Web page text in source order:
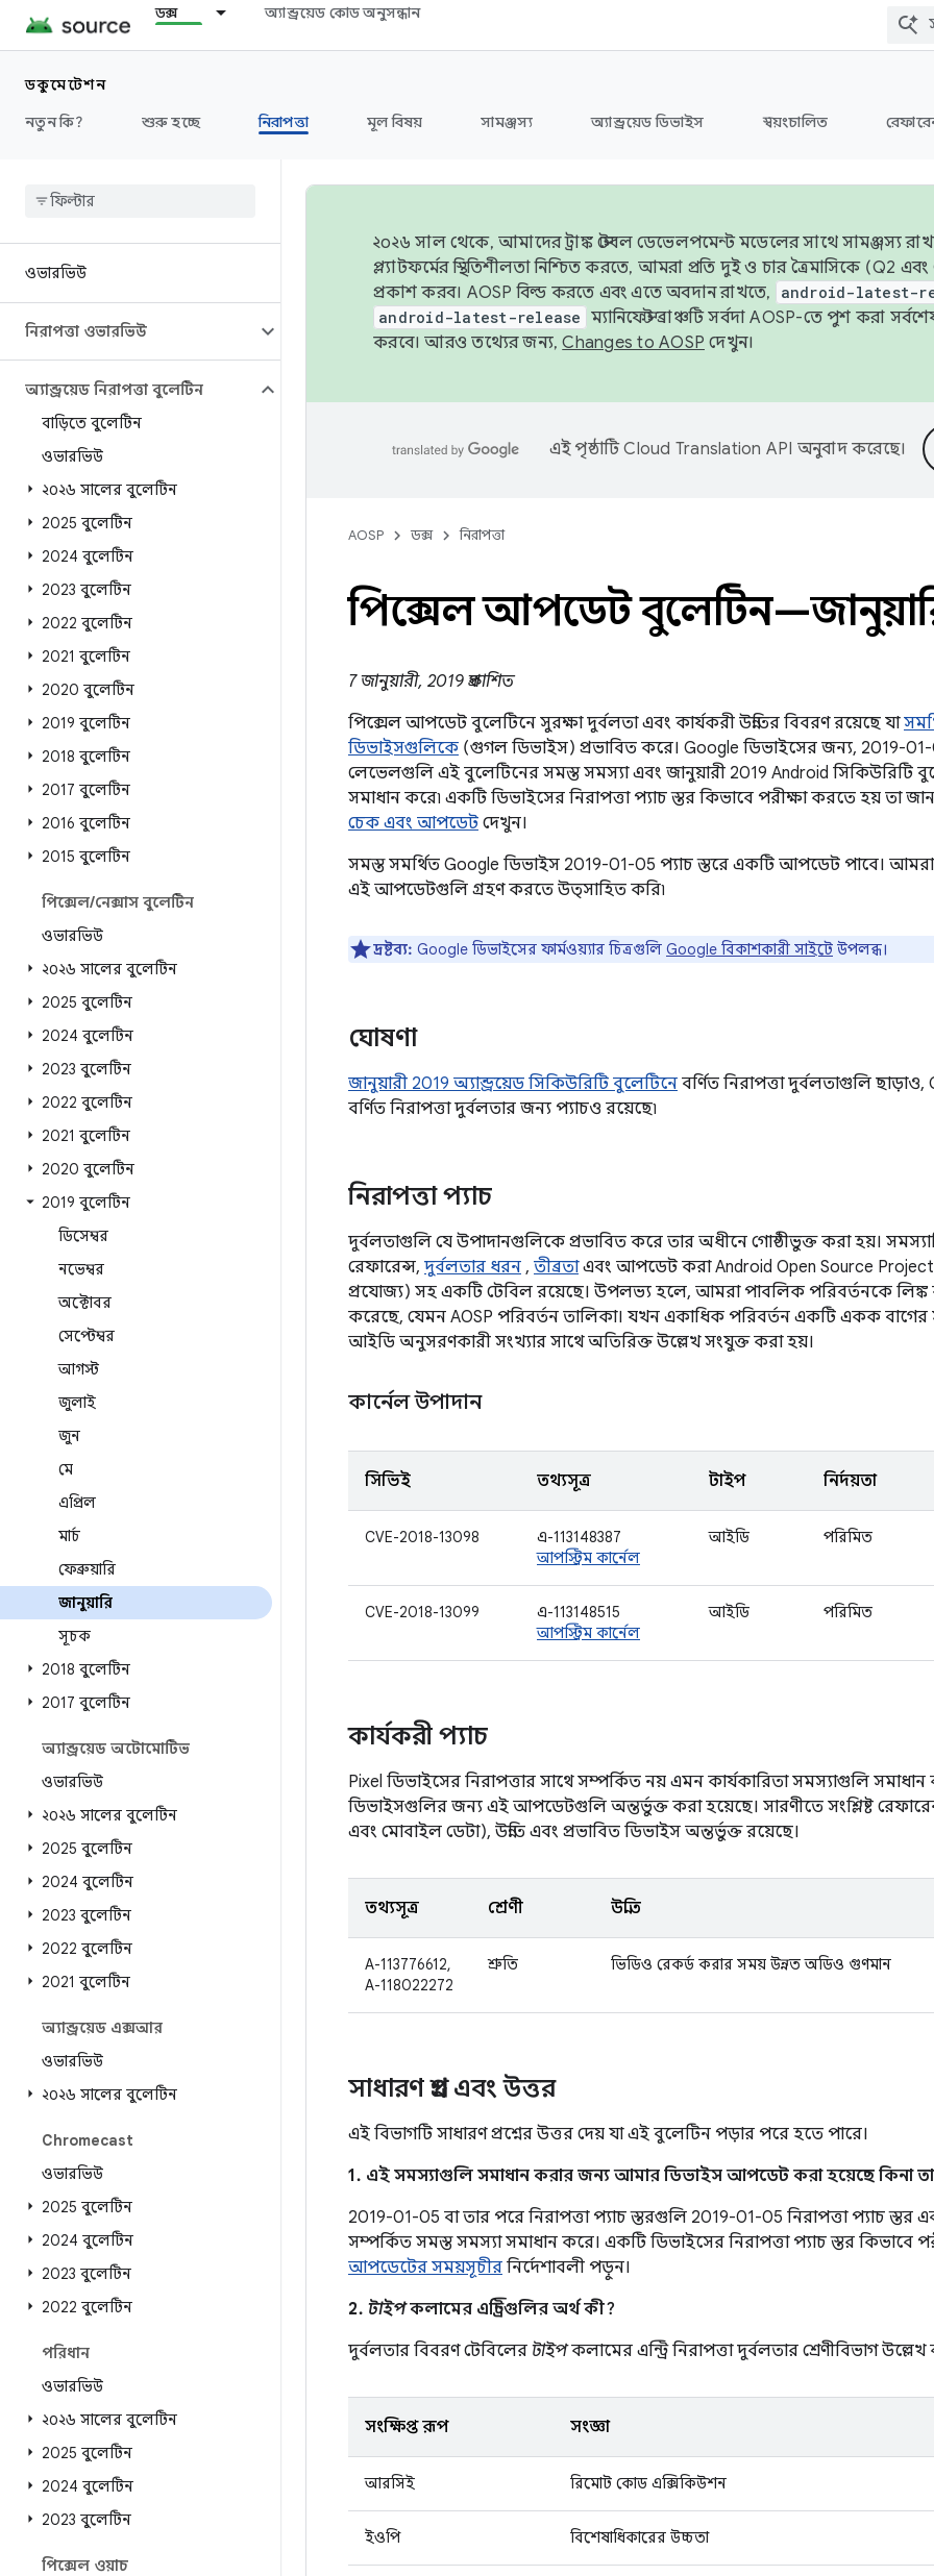
ডক্স অ্যান্ড্রয়েড কোড অনুসন্ধান
ডকুমেন্টেশন
নতুন কি?
শুরু হচ্ছে নিরাপত্তা মূল বিষয় সামঞ্জস্য অ্যান্ড্রয়েড ডিভাইস স্বয়ংচালিত
ওভারভিউ
নিরাপত্তা ওভারভিউ
অ্যান্ড্রয়েড নিরাপত্তা বুলেটিন
বাড়িতে বুলেটিন
ওভারভিউ
২০২৬ সালের বুলেটিন
2025 বুলেটিন
2024 বুলেটিন
2023 বুলেটিন
2022 বুলেটিন
2021 বুলেটিন
2020 বুলেটিন
2019 বুলেটিন
2018 বুলেটিন
2017 বুলেটিন
2016 বুলেটিন
2015 বুলেটিন
পিক্সেল/নেক্সাস বুলেটিন
ওভারভিউ
২০২৬ সালের বুলেটিন
2025 বুলেটিন
2024 বুলেটিন
2023 বুলেটিন
2022 বুলেটিন
2021 বুলেটিন
2020 বুলেটিন
2019 বুলেটিন
ডিসেম্বর
নভেম্বর
অক্টোবর
সেপ্টেম্বর
আগস্ট
জুলাই
জুন
মে
এপ্রিল
মার্চ
ফেব্রুয়ারি
জানুয়ারি
সূচক
2018 বুলেটিন
2017 বুলেটিন
অ্যান্ড্রয়েড অটোমোটিভ
ওভারভিউ
২০২৬ সালের বুলেটিন
2025 বুলেটিন
2024 বুলেটিন
2023 বুলেটিন
2022 বুলেটিন
2021 বুলেটিন
অ্যান্ড্রয়েড এক্সআর
ওভারভিউ
২০২৬ সালের বুলেটিন
Chromecast
ওভারভিউ
2025 বুলেটিন
2024 বুলেটিন
2023 বুলেটিন
2022 বুলেটিন
পরিধান
ওভারভিউ
২০২৬ সালের বুলেটিন
2025 বুলেটিন
2024 বুলেটিন
2023 বুলেটিন
পিক্সেল ওয়াচ
২০২৬ সাল থেকে, আমাদের ট্রাঙ্ক স্টেবল ডেভেলপমেন্ট মডেলের সাথে সামঞ্জস্য
প্ল্যাটফর্মের স্থিতিশীলতা নিশ্চিত করতে, আমরা প্রতি দুই ও চার ত্রৈমাসিকে (Q2
প্রকাশ করব। AOSP বিল্ড করতে এবং এতে অবদান রাখতে,
android-latest-
android-latest-release ম্যানিফেস্ট ব্রাঞ্চটি সর্বদা AOSP-তে পুশ করা
করবে। আরও তথ্যের জন্য,Changes to AOSP দেখুন।
এই পৃষ্ঠাটিCloud Translation API অনুবাদ করেছে।
AOSP ডক্স নিরাপত্তা
পিক্সেল আপডেট
7 জানুয়ারী, 2019 প্রকাশিত
পিক্সেল আপডেট বুলেটিনে সুরক্ষা দুর্বলতা এবং কার্যকরী উন্নতির বিবরণ রয়েছে যা
ডিভাইসগুলিকে (গুগল ডিভাইস) প্রভাবিত করে। Google ডিভাইসের জন্য, 2019-01-
লেভেলগুলি এই বুলেটিনের সমস্ত সমস্যা এবং জানুয়ারী 2019 Android সিকিউরিটি
সমাধান করে৷ একটি ডিভাইসের নিরাপত্তা প্যাচ স্তর কিভাবে পরীক্ষা করতে হয় তা
চেক এবং আপডেট দেখুন।
সমস্ত সমর্থিত Google ডিভাইস 2019-01-05 প্যাচ স্তরে একটি আপডেট পাবে। আমরা
এই আপডেটগুলি গ্রহণ করতে উত্সাহিত করি৷
দ্রষ্টব্য: Google ডিভাইসের ফার্মওয়্যার চিত্রগুলি Google বিকাশকারী সাইটে উপলব্ধ।
ঘোষণা
জানুয়ারী 2019 অ্যান্ড্রয়েড সিকিউরিটি বুলেটিনে বর্ণিত নিরাপত্তা দুর্বলতাগুলি
বর্ণিত নিরাপত্তা দুর্বলতার জন্য প্যাচও রয়েছে৷
নিরাপত্তা প্যাচ
দুর্বলতাগুলি যে উপাদানগুলিকে প্রভাবিত করে তার অধীনে গোষ্ঠীভুক্ত করা হয়।
রেফারেন্স, দুর্বলতার ধরন , তীব্রতাএবং আপডেট করা Android Open Source Project
প্রযোজ্য) সহ একটি টেবিল রয়েছে। উপলভ্য হলে, আমরা পাবলিক পরিবর্তনকে লিঙ্ক
করেছে, যেমন AOSP পরিবর্তন তালিকা। যখন একাধিক পরিবর্তন একটি একক বাগের
আইডি অনুসরণকারী সংখ্যার সাথে অতিরিক্ত উল্লেখ সংযুক্ত করা হয়।
কার্নেল উপাদান
সিভিই তথ্যসূত্র টাইপ নির্দয়তা
CVE-2018-13098
এ-113148387
আপস্ট্রিম কার্নেল
আইডি পরিমিত
CVE-2018-13099
এ-113148515
আপস্ট্রিম কার্নেল
আইডি পরিমিত
কার্যকরী প্যাচ
Pixel ডিভাইসের নিরাপত্তার সাথে সম্পর্কিত নয় এমন কার্যকারিতা সমস্যাগুলি
ডিভাইসগুলির জন্য এই আপডেটগুলি অন্তর্ভুক্ত করা হয়েছে। সারণীতে সংশ্লিষ্ট
এবং মোবাইল ডেটা), উন্নতি এবং প্রভাবিত ডিভাইস অন্তর্ভুক্ত রয়েছে।
তথ্যসূত্র শ্রেণী উন্নতি
A-113776612,
A-118022272
শ্রুতি ভিডিও রেকর্ড করার সময় উন্নত অডিও গুণমান
সাধারণ প্রশ্ন এবং উত্তর
এই বিভাগটি সাধারণ প্রশ্নের উত্তর দেয় যা এই বুলেটিন পড়ার পরে হতে পারে।
1. এই সমস্যাগুলি সমাধান করার জন্য আমার ডিভাইস আপডেট করা হয়েছে কিনা
2019-01-05 বা তার পরে নিরাপত্তা প্যাচ স্তরগুলি 2019-01-05 নিরাপত্তা প্যাচ স্তর
সম্পর্কিত সমস্ত সমস্যা সমাধান করে। একটি ডিভাইসের নিরাপত্তা প্যাচ স্তর কিভাবে
আপডেটের সময়সূচীর নির্দেশাবলী পড়ুন।
2. টাইপকলামের এন্ট্রিগুলির অর্থ কী?
দুর্বলতার বিবরণ টেবিলের টাইপকলামের এন্ট্রি নিরাপত্তা দুর্বলতার শ্রেণীবিভাগ
সংক্ষিপ্ত রূপ সংজ্ঞা
আরসিই রিমোট কোড এক্সিকিউশন
ইওপি বিশেষাধিকারের উচ্চতা